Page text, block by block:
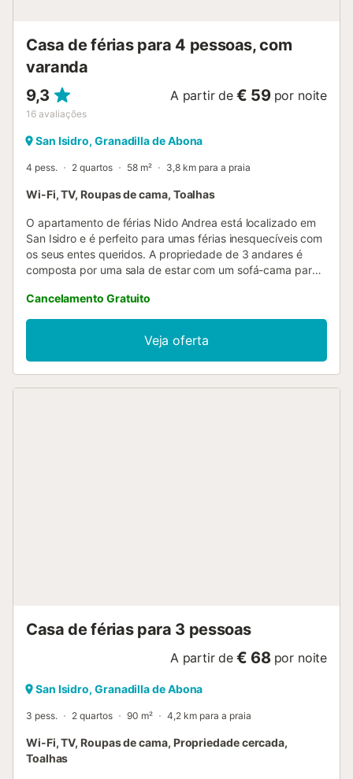
Casa de férias para 4 pessoas, com
varanda
9,3
16 avaliações
A partir de € 59 por noite
San Isidro, Granadilla de Abona
4 pess. 2 quartos 58 m² 3,8 km para a praia
Wi-Fi, TV, Roupas de cama, Toalhas
O apartamento de férias Nido Andrea está localizado em
San Isidro e é perfeito para umas férias inesquecíveis com
os seus entes queridos. A propriedade de 3 andares é
composta por uma sala de estar com um sofá-cama para
1 casa de banho e pode, portanto, acomodar 5 pessoas.
As comodidades adicionais incluem Wi-Fi de alta
velocidade (adequado para chamadas de vídeo), uma
televisão, uma ventoinha, uma máquina de lavar roupa,
bem como livros e brinquedos para crianças. Um berço
Cancelamento Gratuito
Veja oferta
Casa de férias para 3 pessoas
A partir de € 68 por noite
San Isidro, Granadilla de Abona
3 pess. 2 quartos 90 m² 4,2 km para a praia
Wi-Fi, TV, Roupas de cama, Propriedade cercada,
Toalhas